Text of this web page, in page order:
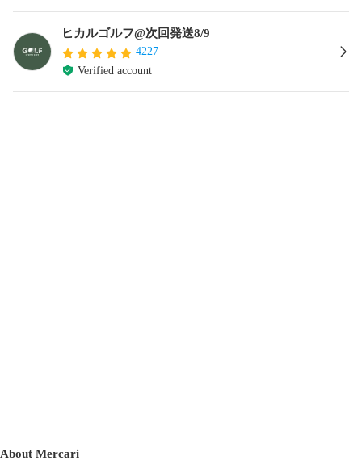
ヒカルゴルフ@次回発送8/9
4227
Verified account
About Mercari